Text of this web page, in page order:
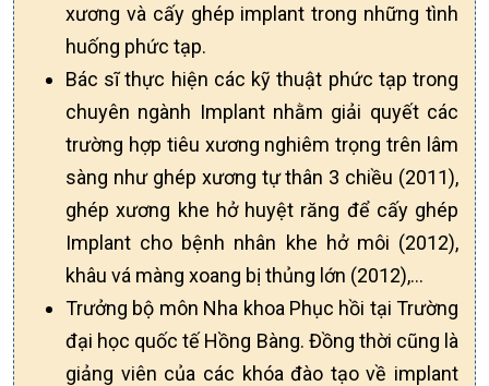
xương và cấy ghép implant trong những tình
huống phức tạp.
Bác sĩ thực hiện các kỹ thuật phức tạp trong
chuyên ngành Implant nhằm giải quyết các
trường hợp tiêu xương nghiêm trọng trên lâm
sàng như ghép xương tự thân 3 chiều (2011),
ghép xương khe hở huyệt răng để cấy ghép
Implant cho bệnh nhân khe hở môi (2012),
khâu vá màng xoang bị thủng lớn (2012),...
Trưởng bộ môn Nha khoa Phục hồi tại Trường
đại học quốc tế Hồng Bàng. Đồng thời cũng là
giảng viên của các khóa đào tạo về implant